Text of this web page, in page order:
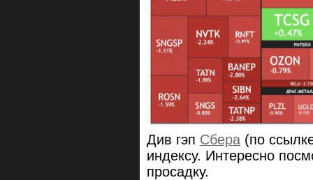
Див гэп Сбера (по
индексу. Интересно
просадку.